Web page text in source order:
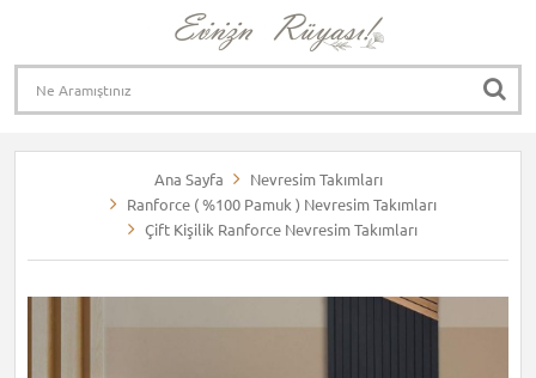
Ana Sayfa
Nevresim Takımları
Ranforce ( %100 Pamuk ) Nevresim Takımları
Çift Kişilik Ranforce Nevresim Takımları